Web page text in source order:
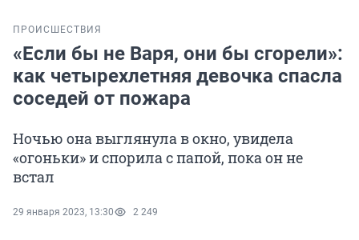
ПРОИСШЕСТВИЯ
«Если бы не Варя, они бы сгорели»:
как четырехлетняя девочка спасла
соседей от пожара
Ночью она выглянула в окно, увидела
«огоньки» и спорила с папой, пока он не
встал
29 января 2023, 13:30 2 249